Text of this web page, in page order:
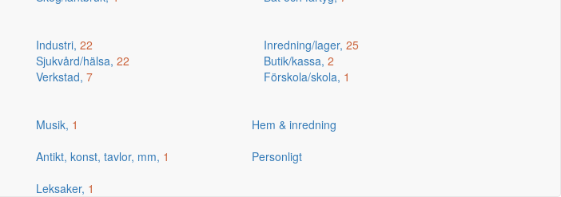
Industri, 22 Inredning/lager, 25
Sjukvård/hälsa, 22 Butik/kassa, 2
Verkstad, 7 Förskola/skola, 1
Musik, 1
Hem & inredning
Antikt, konst, tavlor, mm, 1
Personligt
Leksaker, 1